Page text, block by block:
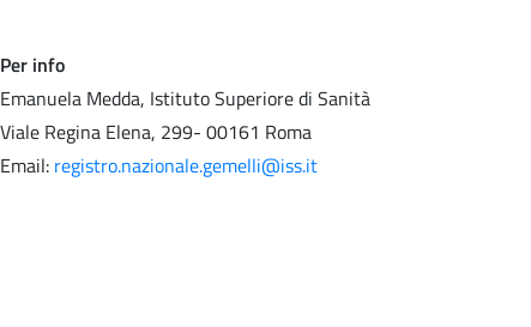
Per info
Emanuela Medda, Istituto Superiore di Sanità
Viale Regina Elena, 299- 00161 Roma
Email: registro.nazionale.gemelli@iss.it